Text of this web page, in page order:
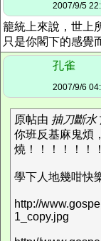
2007/9/5
籠統上來說，世上
只是你閣下的感覺
孔雀
2007/9/6
原帖由 抽刀斷水
你班反基麻鬼煩
燒！！！！！！
學下人地幾咁快
http://
1_copy.jpg